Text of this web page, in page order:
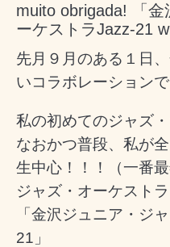
muito obrigada! 「
ーケストラJazz-21
先月９月のある１日
いコラボレーションで
私の初めてのジャズ
なおかつ普段、私が
生中心！！！（一番
ジャズ・オーケストラ
「金沢ジュニア・ジ
21」